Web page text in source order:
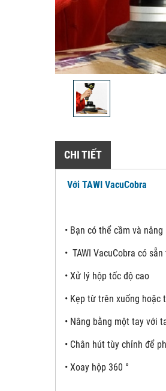
CHI TIẾT
Với TAWI VacuCobra
• Bạn có thể cầm và
• TAWI VacuCobra có
• Xử lý hộp tốc độ cao
• Kẹp từ trên xuống hoặc
• Nâng bằng một tay với
• Chân hút tùy chỉnh để
• Xoay hộp 360 °